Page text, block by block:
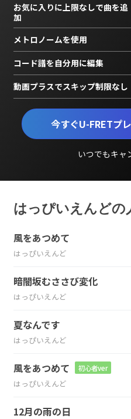
今すぐU-FRETプ
いつでもキャ
お気に入りに上限なしで曲を追
加
メトロノームを使用
コード譜を自分用に編集
動画プラスでスキップ制限なし
はっぴいえんどの
風をあつめて
はっぴいえんど
暗闇坂むささび変化
はっぴいえんど
夏なんです
はっぴいえんど
風をあつめて 初心者ver
はっぴいえんど
12月の雨の日